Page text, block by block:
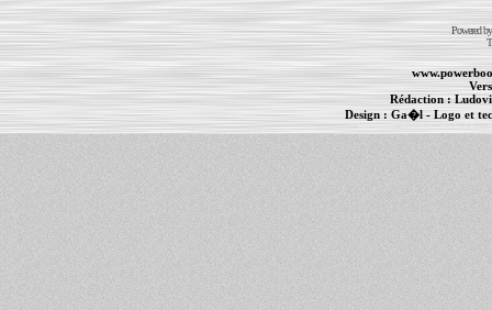
Powered
Rédaction :
Design : Ga�l- Logo et